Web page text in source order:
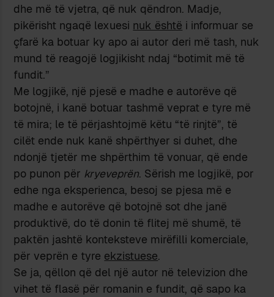
dhe më të vjetra, që nuk qëndron. Madje,
pikërisht ngaqë lexuesi nuk është i informuar se
çfarë ka botuar ky apo ai autor deri më tash, nuk
mund të reagojë logjikisht ndaj “botimit më të
fundit.”
Me logjikë, një pjesë e madhe e autorëve që
botojnë, i kanë botuar tashmë veprat e tyre më
të mira; le të përjashtojmë këtu “të rinjtë”, të
cilët ende nuk kanë shpërthyer si duhet, dhe
ndonjë tjetër me shpërthim të vonuar, që ende
po punon për kryeveprën. Sërish me logjikë, por
edhe nga eksperienca, besoj se pjesa më e
madhe e autorëve që botojnë sot dhe janë
produktivë, do të donin të flitej më shumë, të
paktën jashtë konteksteve mirëfilli komerciale,
për veprën e tyre ekzistuese.
Se ja, qëllon që del një autor në televizion dhe
vihet të flasë për romanin e fundit, që sapo ka